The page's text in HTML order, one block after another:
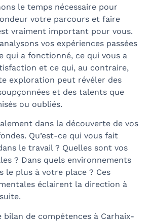
le temps nécessaire pour
votre parcours et faire
vraiment important pour vous.
vos expériences passées
qui a fonctionné, ce qui vous a
et ce qui, au contraire,
exploration peut révéler des
et des talents que
ou oubliés.
dans la découverte de vos
Qu’est-ce qui vous fait
le travail ? Quelles sont vos
? Dans quels environnements
le plus à votre place ? Ces
éclairent la direction à
bilan de compétences à Carhaix-